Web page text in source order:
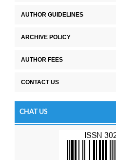
AUTHOR GUIDELINES
ARCHIVE POLICY
AUTHOR FEES
CONTACT US
CHAT US